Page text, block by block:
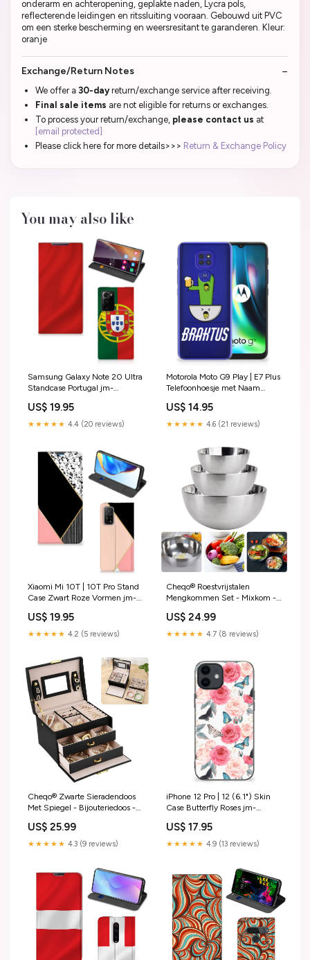
onderarm en achteropening, geplakte naden, Lycra pols,
reflecterende leidingen en ritssluiting vooraan. Gebouwd uit PVC
om een sterke bescherming en weersresitant te garanderen. Kleur:
oranje
Exchange/Return Notes
We offer a 30-dayreturn/exchange service after receiving.
Final sale items are not eligible for returns or exchanges.
To process your return/exchange, please contact us at
[email protected]
Please click here for more details>>> Return & Exchange Policy
You may also like
Samsung Galaxy Note 20 Ultra
Standcase Portugal jm-
lovely flowers
US$ 19.95
★★★★★ 4.4 (20 reviews)
Motorola Moto G9 Play | E7 Plus
Telefoonhoesje met Naam
shock-tpu case-marble blue
gold
US$ 14.95
★★★★★ 4.6 (21 reviews)
Xiaomi Mi 10T | 10T Pro Stand
Case Zwart Roze Vormen jm-
beige
US$ 19.95
★★★★★ 4.2 (5 reviews)
Cheqo® Roestvrijstalen
Mengkommen Set - Mixkom -
Beslagkommen - 3-Delig - ø19,
ø17, ø13 cm Vogelhuisjes &
US$ 24.99
★★★★★ 4.7 (8 reviews)
Cheqo® Zwarte Sieradendoos
Met Spiegel - Bijouteriedoos -
Sieradenopslag - Sieraden
Opbergers - Juwelendoos -
US$ 25.99
★★★★★ 4.3 (9 reviews)
iPhone 12 Pro | 12 (6.1") Skin
Case Butterfly Roses jm-
groot-brittannië
US$ 17.95
★★★★★ 4.9 (13 reviews)